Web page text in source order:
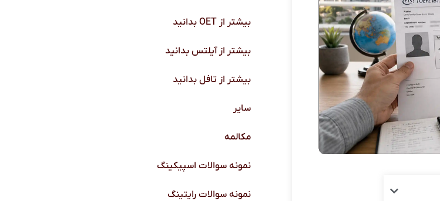
بیشتر از OET بدانید
بیشتر از آیلتس بدانید
بیشتر از تافل بدانید
سایر
مکالمه
نمونه سوالات اسپیکینگ
نمونه سوالات رایتینگ